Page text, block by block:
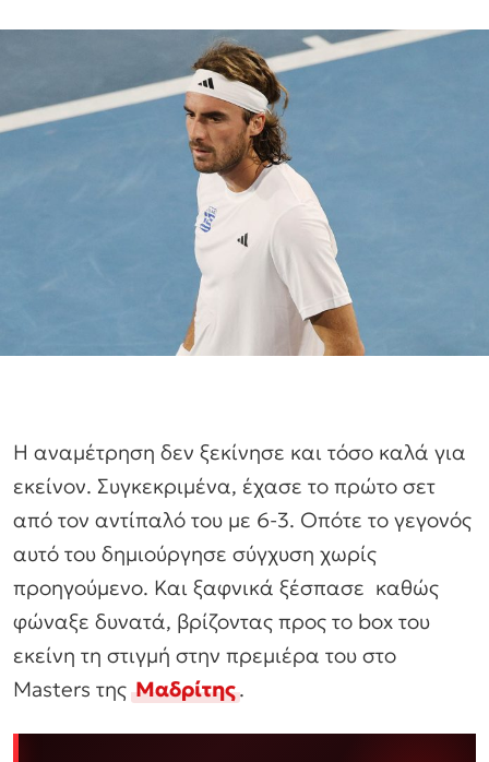
Η αναμέτρηση δεν ξεκίνησε και τόσο καλά για
εκείνον. Συγκεκριμένα, έχασε το πρώτο σετ
από τον αντίπαλό του με 6-3. Οπότε το γεγονός
αυτό του δημιούργησε σύγχυση χωρίς
προηγούμενο. Και ξαφνικά ξέσπασε καθώς
φώναξε δυνατά, βρίζοντας προς το box του
εκείνη τη στιγμή στην πρεμιέρα του στο
Masters τηςΜαδρίτης.